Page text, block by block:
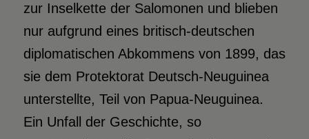
zur Inselkette der Salomonen und blieben
nur aufgrund eines britisch-deutschen
diplomatischen Abkommens von 1899, das
sie dem Protektorat Deutsch-Neuguinea
unterstellte, Teil von Papua-Neuguinea.
Ein Unfall der Geschichte, so